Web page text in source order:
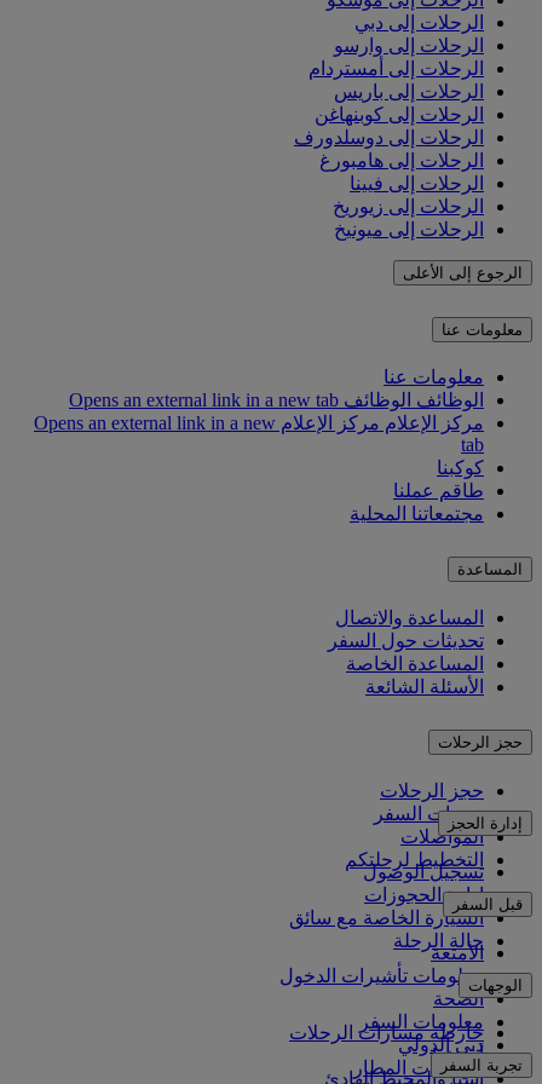
الرحلات إلى دبي
الرحلات إلى وارسو
الرحلات إلى أمستردام
الرحلات إلى باريس
الرحلات إلى كوبنهاغن
الرحلات إلى دوسلدورف
الرحلات إلى هامبورغ
الرحلات إلى فيينا
الرحلات إلى زيوريخ
الرحلات إلى ميونيخ
الرجوع إلى الأعلى
معلومات عنا
معلومات عنا
الوظائف الوظائف Opens an external link in a new tab
مركز الإعلام
مركز الإعلام Opens an external link in a new
tab
كوكبنا
طاقم عملنا
مجتمعاتنا المحلية
المساعدة
المساعدة والاتصال
تحديثات حول السفر
المساعدة الخاصة
الأسئلة الشائعة
حجز الرحلات
حجز الرحلات
خدمات السفر
المواصلات
التخطيط لرحلتكم
إدارة الحجز
تسجيل الوصول
إدارة الحجوزات
السيارة الخاصة مع سائق
حالة الرحلة
قبل السفر
الأمتعة
معلومات تأشيرات الدخول
الصحة
معلومات السفر
دبي الدولي
مواصلات المطار
الوجهات
خارطة مسارات الرحلات
أفريقيا
آسيا والمحيط الهادئ
تجربة السفر